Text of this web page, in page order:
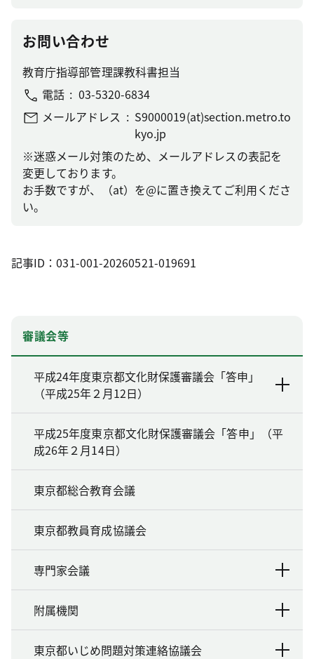
お問い合わせ
教育庁指導部管理課教科書担当
電話
03-5320-6834
メールアドレス
S9000019(at)section.metro.to
kyo.jp
※迷惑メール対策のため、メールアドレスの表記を
変更しております。
お手数ですが、（at）を@に置き換えてご利用くださ
い。
記事ID：031-001-20260521-019691
審議会等
平成24年度東京都文化財保護審議会「答申」
（平成25年２月12日）
平成25年度東京都文化財保護審議会「答申」（平
成26年２月14日）
東京都総合教育会議
東京都教員育成協議会
専門家会議
附属機関
東京都いじめ問題対策連絡協議会